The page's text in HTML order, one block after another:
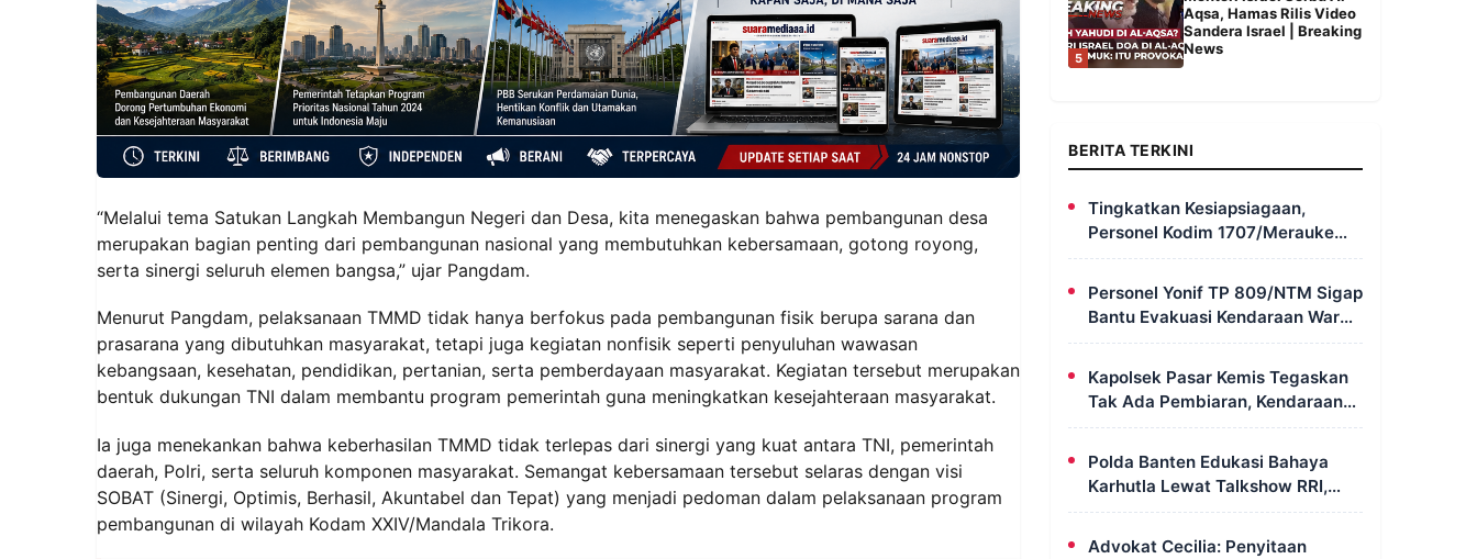
“Melalui tema Satukan Langkah Membangun Negeri dan Desa, kita menegaskan bahwa pembangunan desa
merupakan bagian penting dari pembangunan nasional yang membutuhkan kebersamaan, gotong royong,
serta sinergi seluruh elemen bangsa,” ujar Pangdam.
Menurut Pangdam, pelaksanaan TMMD tidak hanya berfokus pada pembangunan fisik berupa sarana dan
prasarana yang dibutuhkan masyarakat, tetapi juga kegiatan nonfisik seperti penyuluhan wawasan
kebangsaan, kesehatan, pendidikan, pertanian, serta pemberdayaan masyarakat. Kegiatan tersebut merupakan
bentuk dukungan TNI dalam membantu program pemerintah guna meningkatkan kesejahteraan masyarakat.
Ia juga menekankan bahwa keberhasilan TMMD tidak terlepas dari sinergi yang kuat antara TNI, pemerintah
daerah, Polri, serta seluruh komponen masyarakat. Semangat kebersamaan tersebut selaras dengan visi
SOBAT (Sinergi, Optimis, Berhasil, Akuntabel dan Tepat) yang menjadi pedoman dalam pelaksanaan program
pembangunan di wilayah Kodam XXIV/Mandala Trikora.
5
Aqsa, Hamas Rilis Video
Sandera Israel | Breaking
News
BERITA TERKINI
Tingkatkan Kesiapsiagaan,
Personel Kodim 1707/Merauke
Asah Ketrampilan Bersama
Petugas Damkar
Personel Yonif TP 809/NTM Sigap
Bantu Evakuasi Kendaraan Warga
Wapoania yang Terperosok ke
Kapolsek Pasar Kemis Tegaskan
Tak Ada Pembiaran, Kendaraan
Berat yang Parkir di Bahu Jalan
Langsung Ditertibkan
Polda Banten Edukasi Bahaya
Karhutla Lewat Talkshow RRI,
Masyarakat Diingatkan Ancaman
Pidana Pembakaran Lahan
Advokat Cecilia: Penyitaan